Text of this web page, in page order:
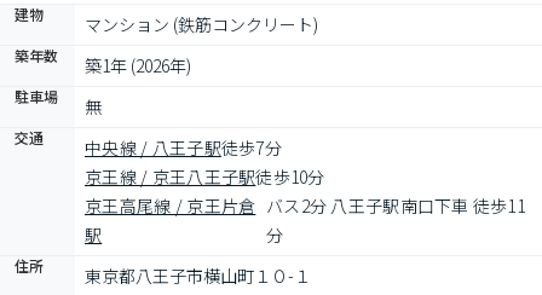
建物 マンション (鉄筋コンクリート)
築年数 築1年 (2026年)
駐車場 無
交通 中央線 / 八王子駅徒歩7分
京王線 / 京王八王子駅徒歩10分
京王高尾線 / 京王片倉
駅
バス2分 八王子駅南口下車 徒歩11
分
住所 東京都八王子市横山町１０-１